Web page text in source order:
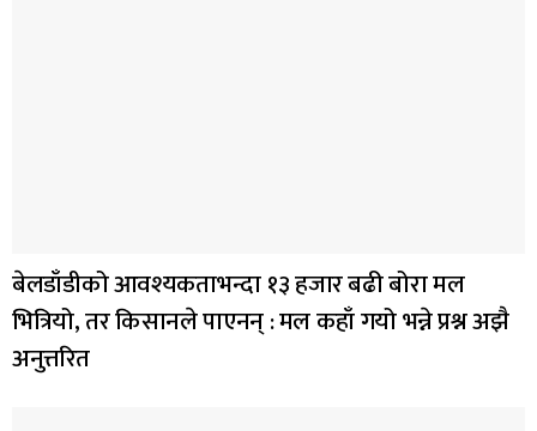
बेलडाँडीको आवश्यकताभन्दा १३ हजार बढी बोरा मल
भित्रियो, तर किसानले पाएनन् : मल कहाँ गयो भन्ने प्रश्न अझै
अनुत्तरित